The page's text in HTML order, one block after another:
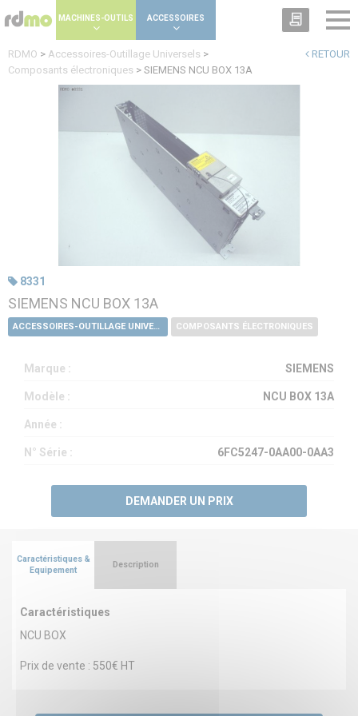
MACHINES-OUTILS ACCESSOIRES
RETOUR
RDMO > Accessoires-Outillage Universels >
Composants électroniques > SIEMENS NCU BOX 13A
8331
SIEMENS NCU BOX 13A
ACCESSOIRES-OUTILLAGE UNIVERSELS COMPOSANTS ÉLECTRONIQUES
Marque : SIEMENS
Modèle : NCU BOX 13A
Année :
N° Série : 6FC5247-0AA00-0AA3
DEMANDER UN PRIX
Caractéristiques &
Equipement
Caractéristiques
NCU BOX
Prix de vente : 550€ HT
Description